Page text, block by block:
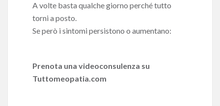
A volte basta qualche giorno perché tutto
torni a posto.
Se però i sintomi persistono o aumentano:
Prenota una videoconsulenza su
Tuttomeopatia.com